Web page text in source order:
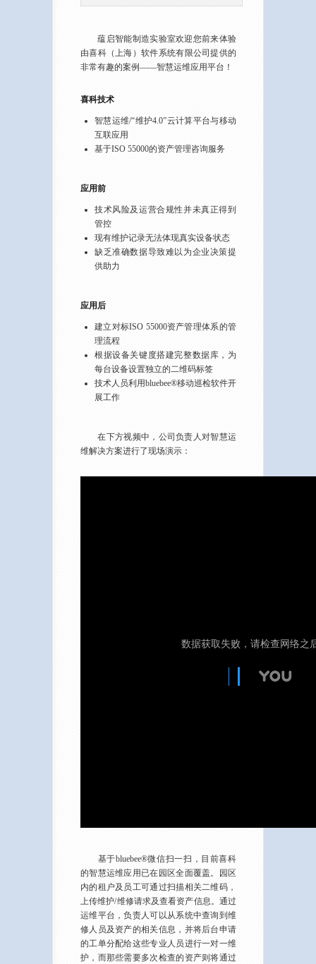
蕴启智能制造实验室欢迎您前来体验
由喜科（上海）软件系统有限公司提供的
非常有趣的案例——智慧运维应用平台！
喜科技术
智慧运维/“维护4.0”云计算平台与移动
互联应用
基于ISO 55000的资产管理咨询服务
应用前
技术风险及运营合规性并未真正得到
管控
现有维护记录无法体现真实设备状态
缺乏准确数据导致难以为企业决策提
供助力
应用后
建立对标ISO 55000资产管理体系的管
理流程
根据设备关键度搭建完整数据库，为
每台设备设置独立的二维码标签
技术人员利用bluebee®移动巡检软件开
展工作
在下方视频中，公司负责人对智慧运
维解决方案进行了现场演示：
基于bluebee®微信扫一扫，目前喜科
的智慧运维应用已在园区全面覆盖。园区
内的租户及员工可通过扫描相关二维码，
上传维护/维修请求及查看资产信息。通过
运维平台，负责人可以从系统中查询到维
修人员及资产的相关信息，并将后台申请
的工单分配给这些专业人员进行一对一维
护，而那些需要多次检查的资产则将通过